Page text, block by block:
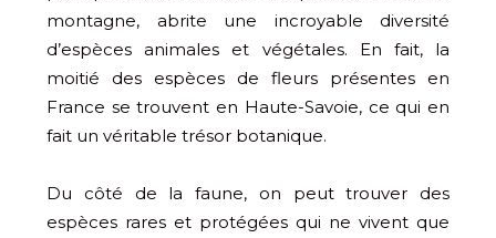
montagne, abrite une incroyable diversité
d’espèces animales et végétales. En fait, la
moitié des espèces de fleurs présentes en
France se trouvent en Haute-Savoie, ce qui en
fait un véritable trésor botanique.
Du côté de la faune, on peut trouver des
espèces rares et protégées qui ne vivent que